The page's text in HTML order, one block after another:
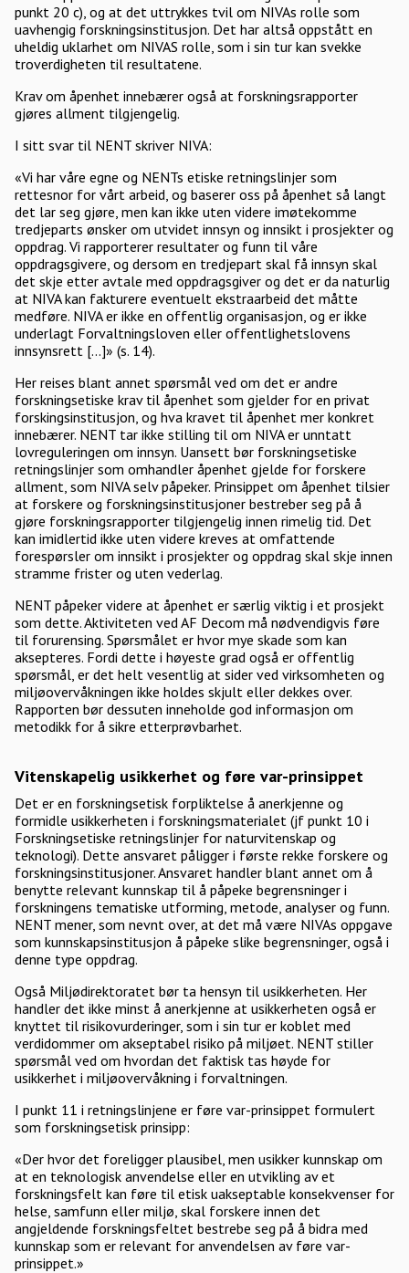
punkt 20 c), og at det uttrykkes tvil om NIVAs rolle som
uavhengig forskningsinstitusjon. Det har altså oppstått en
uheldig uklarhet om NIVAS rolle, som i sin tur kan svekke
troverdigheten til resultatene.
Krav om åpenhet innebærer også at forskningsrapporter
gjøres allment tilgjengelig.
I sitt svar til NENT skriver NIVA:
«Vi har våre egne og NENTs etiske retningslinjer som
rettesnor for vårt arbeid, og baserer oss på åpenhet så langt
det lar seg gjøre, men kan ikke uten videre imøtekomme
tredjeparts ønsker om utvidet innsyn og innsikt i prosjekter og
oppdrag. Vi rapporterer resultater og funn til våre
oppdragsgivere, og dersom en tredjepart skal få innsyn skal
det skje etter avtale med oppdragsgiver og det er da naturlig
at NIVA kan fakturere eventuelt ekstraarbeid det måtte
medføre. NIVA er ikke en offentlig organisasjon, og er ikke
underlagt Forvaltningsloven eller offentlighetslovens
innsynsrett [...]» (s. 14).
Her reises blant annet spørsmål ved om det er andre
forskningsetiske krav til åpenhet som gjelder for en privat
forskingsinstitusjon, og hva kravet til åpenhet mer konkret
innebærer. NENT tar ikke stilling til om NIVA er unntatt
lovreguleringen om innsyn. Uansett bør forskningsetiske
retningslinjer som omhandler åpenhet gjelde for forskere
allment, som NIVA selv påpeker. Prinsippet om åpenhet tilsier
at forskere og forskningsinstitusjoner bestreber seg på å
gjøre forskningsrapporter tilgjengelig innen rimelig tid. Det
kan imidlertid ikke uten videre kreves at omfattende
forespørsler om innsikt i prosjekter og oppdrag skal skje innen
stramme frister og uten vederlag.
NENT påpeker videre at åpenhet er særlig viktig i et prosjekt
som dette. Aktiviteten ved AF Decom må nødvendigvis føre
til forurensing. Spørsmålet er hvor mye skade som kan
aksepteres. Fordi dette i høyeste grad også er offentlig
spørsmål, er det helt vesentlig at sider ved virksomheten og
miljøovervåkningen ikke holdes skjult eller dekkes over.
Rapporten bør dessuten inneholde god informasjon om
metodikk for å sikre etterprøvbarhet.
Vitenskapelig usikkerhet og føre var-prinsippet
Det er en forskningsetisk forpliktelse å anerkjenne og
formidle usikkerheten i forskningsmaterialet (jf punkt 10 i
Forskningsetiske retningslinjer for naturvitenskap og
teknologi). Dette ansvaret påligger i første rekke forskere og
forskningsinstitusjoner. Ansvaret handler blant annet om å
benytte relevant kunnskap til å påpeke begrensninger i
forskningens tematiske utforming, metode, analyser og funn.
NENT mener, som nevnt over, at det må være NIVAs oppgave
som kunnskapsinstitusjon å påpeke slike begrensninger, også i
denne type oppdrag.
Også Miljødirektoratet bør ta hensyn til usikkerheten. Her
handler det ikke minst å anerkjenne at usikkerheten også er
knyttet til risikovurderinger, som i sin tur er koblet med
verdidommer om akseptabel risiko på miljøet. NENT stiller
spørsmål ved om hvordan det faktisk tas høyde for
usikkerhet i miljøovervåkning i forvaltningen.
I punkt 11 i retningslinjene er føre var-prinsippet formulert
som forskningsetisk prinsipp:
«Der hvor det foreligger plausibel, men usikker kunnskap om
at en teknologisk anvendelse eller en utvikling av et
forskningsfelt kan føre til etisk uakseptable konsekvenser for
helse, samfunn eller miljø, skal forskere innen det
angjeldende forskningsfeltet bestrebe seg på å bidra med
kunnskap som er relevant for anvendelsen av føre var-
prinsippet.»